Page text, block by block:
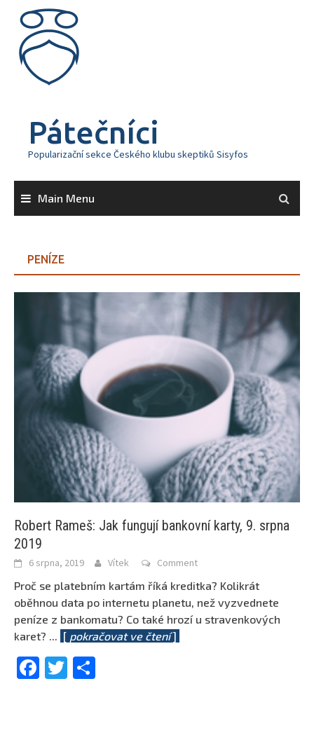
content
Pátečníci
Popularizační sekce Českého klubu skeptiků Sisyfos
Main Menu
PENÍZE
Robert Rameš: Jak fungují bankovní karty, 9. srpna
2019
6 srpna, 2019 Vítek Comment
Proč se platebním kartám říká kreditka? Kolikrát
oběhnou data po internetu planetu, než vyzvednete
peníze z bankomatu? Co také hrozí u stravenkových
karet? ... [ pokračovat ve čtení]
Facebook
Twitter